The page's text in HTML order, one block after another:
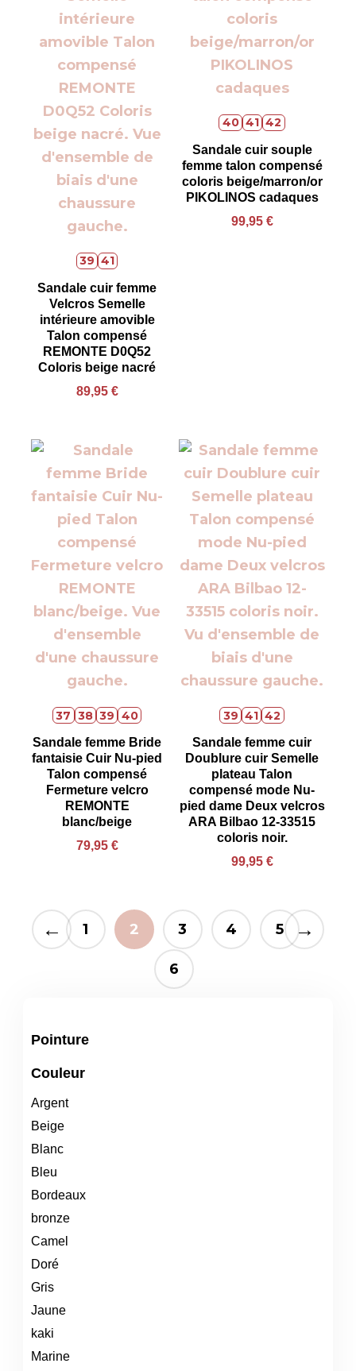
39 41
Sandale cuir femme
Velcros Semelle
intérieure amovible
Talon compensé
REMONTE D0Q52
Coloris beige nacré
89,95 €
40 41 42
Sandale cuir souple
femme talon compensé
coloris beige/marron/or
PIKOLINOS cadaques
99,95 €
37 38 39 40
Sandale femme Bride
fantaisie Cuir Nu-pied
Talon compensé
Fermeture velcro
REMONTE
blanc/beige
79,95 €
39 41 42
Sandale femme cuir
Doublure cuir Semelle
plateau Talon
compensé mode Nu-
pied dame Deux velcros
ARA Bilbao 12-33515
coloris noir.
99,95 €
← 1 2 3 4 5
6
→
Pointure
Couleur
Argent
Beige
Blanc
Bleu
Bordeaux
bronze
Camel
Doré
Gris
Jaune
kaki
Marine